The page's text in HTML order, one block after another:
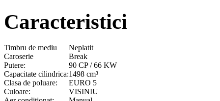
Caracteristici
Timbru de mediu
Neplatit
Caroserie
Break
Putere:
90 CP / 66 KW
Capacitate cilindrica:1498 cm³
Clasa de poluare:
EURO 5
Culoare:
VISINIU